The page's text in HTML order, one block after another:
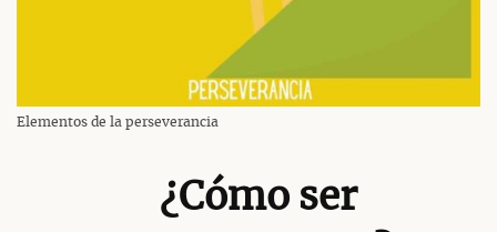
Elementos de la perseverancia
¿Cómo ser